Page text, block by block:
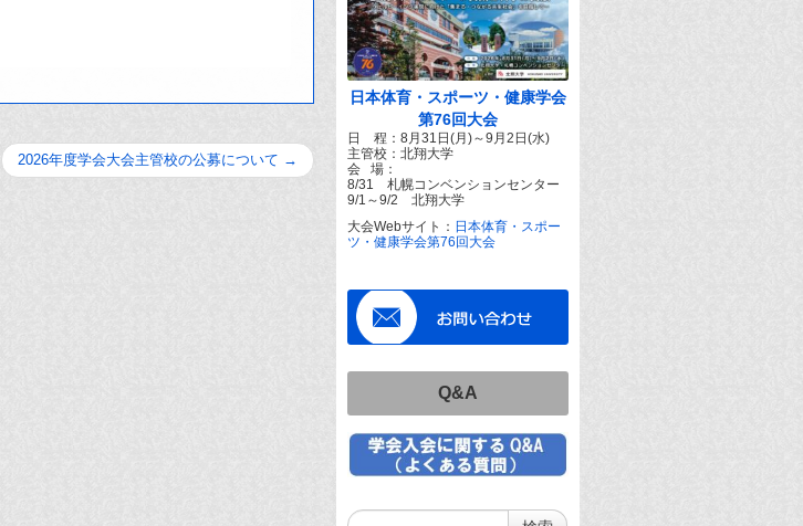
2026年度学会大会主管校の公募について →
日本体育・スポーツ・健康学会
第76回大会
日 程：8月31日(月)～9月2日(水)
主管校：北翔大学
会 場：
8/31 札幌コンベンションセンター
9/1～9/2 北翔大学
大会Webサイト： 日本体育・スポー
ツ・健康学会第76回大会
Q&A